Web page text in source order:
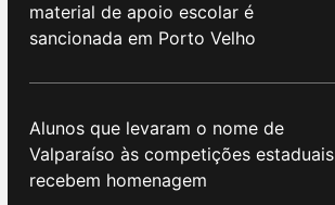
material de apoio escolar é
sancionada em Porto Velho
Alunos que levaram o nome de
Valparaíso às competições estaduais
recebem homenagem